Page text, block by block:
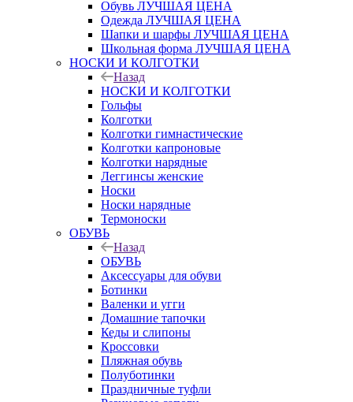
Обувь ЛУЧШАЯ ЦЕНА
Одежда ЛУЧШАЯ ЦЕНА
Шапки и шарфы ЛУЧШАЯ ЦЕНА
Школьная форма ЛУЧШАЯ ЦЕНА
НОСКИ И КОЛГОТКИ
Назад
НОСКИ И КОЛГОТКИ
Гольфы
Колготки
Колготки гимнастические
Колготки капроновые
Колготки нарядные
Леггинсы женские
Носки
Носки нарядные
Термоноски
ОБУВЬ
Назад
ОБУВЬ
Аксессуары для обуви
Ботинки
Валенки и угги
Домашние тапочки
Кеды и слипоны
Кроссовки
Пляжная обувь
Полуботинки
Праздничные туфли